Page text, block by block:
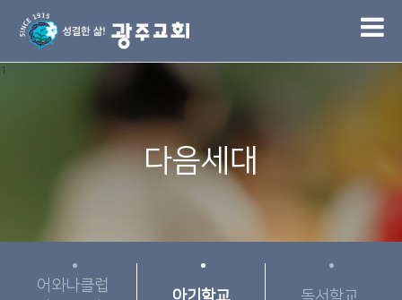
1
다음세대
어와나클럽
아기학교 독서학교